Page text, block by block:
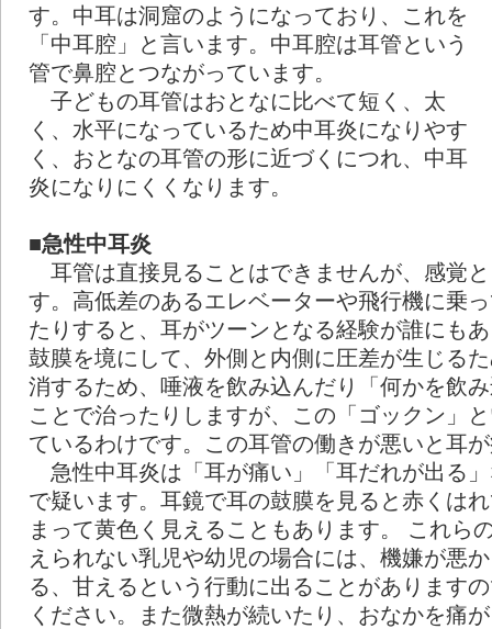
す。中耳は洞窟のようになっており、これを
「中耳腔」と言います。中耳腔は耳管という
管で鼻腔とつながっています。
子どもの耳管はおとなに比べて短く、太
く、水平になっているため中耳炎になりやす
く、おとなの耳管の形に近づくにつれ、中耳
炎になりにくくなります。
■急性中耳炎
耳管は直接見ることはできませんが、感覚
す。高低差のあるエレベーターや飛行機に乗
たりすると、耳がツーンとなる経験が誰にも
鼓膜を境にして、外側と内側に圧差が生じる
消するため、唾液を飲み込んだり「何かを飲
ことで治ったりしますが、この「ゴックン」
ているわけです。この耳管の働きが悪いと耳
急性中耳炎は「耳が痛い」「耳だれが出る
で疑います。耳鏡で耳の鼓膜を見ると赤くは
まって黄色く見えることもあります。 これら
えられない乳児や幼児の場合には、機嫌が悪
る、甘えるという行動に出ることがあります
ください。また微熱が続いたり、おなかを痛